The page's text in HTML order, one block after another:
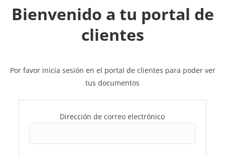
Bienvenido a tu portal de
clientes
Por favor inicia sesión en el portal de clientes para poder ver
tus documentos
Dirección de correo electrónico